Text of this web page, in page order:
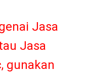
Jasa
Jasa
gunakan